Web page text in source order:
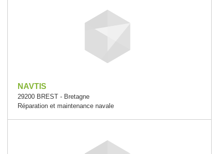
NAVTIS
29200 BREST - Bretagne
Réparation et maintenance navale